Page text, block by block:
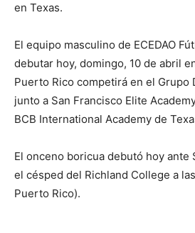
en Texas.
El equipo masculino de ECEDAO
debutar hoy, domingo, 10 de abril
Puerto Rico competirá en el Grupo
junto a San Francisco Elite
BCB International Academy de
El onceno boricua debutó hoy ante
el césped del Richland College a
Puerto Rico).